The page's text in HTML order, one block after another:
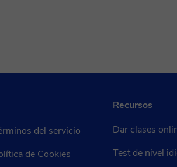
del servicio
de Cookies
Recursos
Dar clases
Test de nivel